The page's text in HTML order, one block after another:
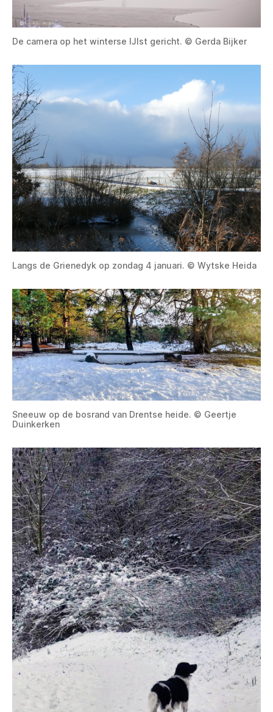
De camera op het winterse IJlst gericht. © Gerda Bijker
Langs de Grienedyk op zondag 4 januari. © Wytske Heida
Sneeuw op de bosrand van Drentse heide. © Geertje
Duinkerken